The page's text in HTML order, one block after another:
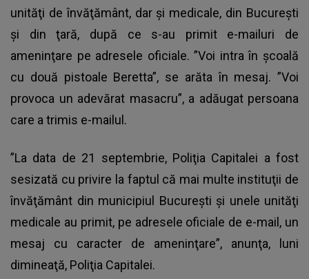
unităţi de învăţământ, dar şi medicale, din Bucureşti
şi din ţară, după ce s-au primit e-mailuri de
ameninţare pe adresele oficiale. ”Voi intra în şcoală
cu două pistoale Beretta”, se arăta în mesaj. ”Voi
provoca un adevărat masacru”, a adăugat persoana
care a trimis e-mailul.
”La data de 21 septembrie, Poliţia Capitalei a fost
sesizată cu privire la faptul că mai multe instituţii de
învăţământ din municipiul Bucureşti şi unele unităţi
medicale au primit, pe adresele oficiale de e-mail, un
mesaj cu caracter de ameninţare”, anunţa, luni
dimineaţă, Poliţia Capitalei.